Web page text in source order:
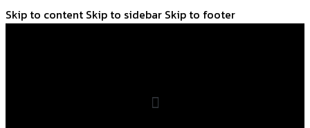
Skip to content Skip to sidebar Skip to footer